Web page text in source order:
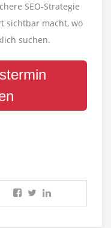
SEO-Strategie
sichtbar macht, wo
suchen.